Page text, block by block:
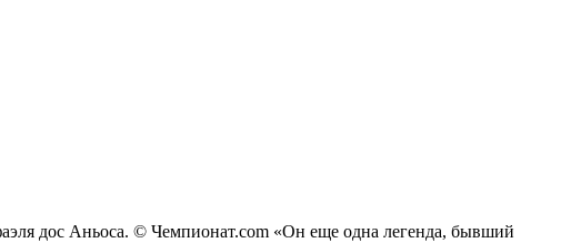
дос Аньоса. © Чемпионат.com «Он еще одна легенда, бывший